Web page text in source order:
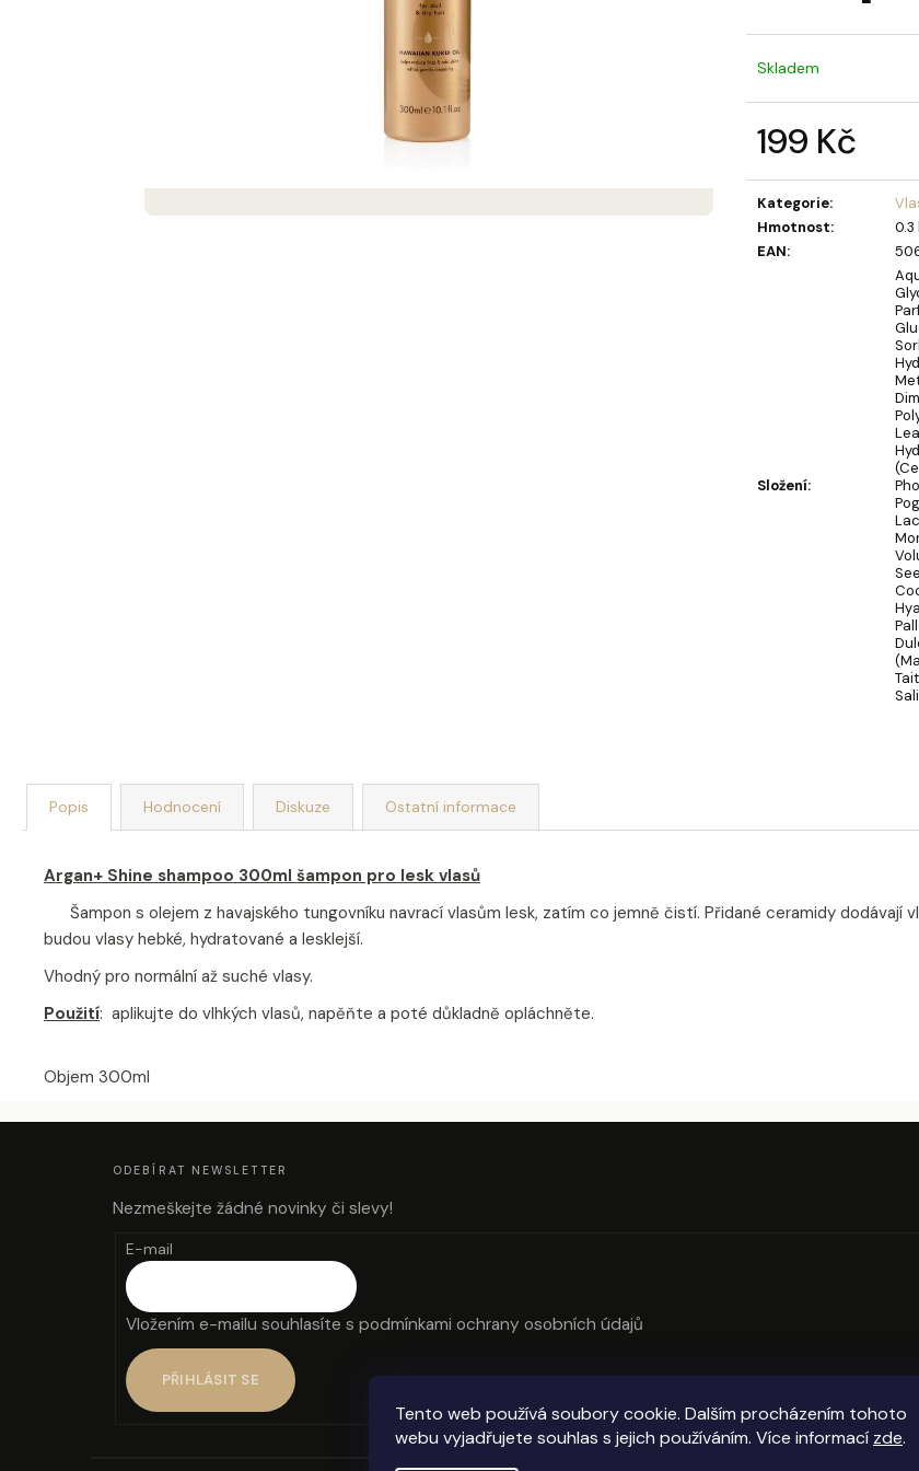
Tento web používá soubory cookie. Dalším procházením tohoto
webu vyjadřujete souhlas s jejich používáním. Více informací zde.
Skladem
199 Kč
Kategorie:
Hmotnost:
0.3
EAN:
Složení:
Popis Hodnocení Diskuze Ostatní informace
Argan+ Shine shampoo 300ml šampon pro lesk vlasů
Šampon s olejem z havajského tungovníku navrací vlasům lesk, zatím co jemně čistí. Přidané ceramidy dodávají
budou vlasy hebké, hydratované a lesklejší.
Vhodný pro normální až suché vlasy.
Použití: aplikujte do vlhkých vlasů, napěňte a poté důkladně opláchněte.
Objem 300ml
DEKORACE MÝDLOVÁ KYTICE ROMANCE
BERRY
Z
ODEBÍRAT NEWSLETTER
Nezmeškejte žádné novinky či slevy!
E-mail
Vložením e-mailu souhlasíte s podmínkami ochrany osobních údajů
PŘIHLÁSIT SE